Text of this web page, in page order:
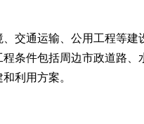
交通运输、公用工程等
条件包括周边市政道路
利用方案。